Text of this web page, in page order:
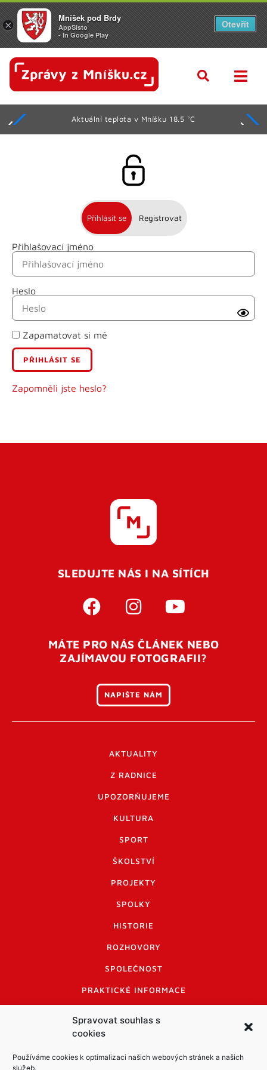
Spravovat souhlas s
cookies
Používáme cookies k optimalizaci našich webových stránek a našich
služeb.
Aktuální teplota v Mníšku 18.5 °C
Přihlásit se Registrovat
Přihlašovací jméno
Heslo
Zapamatovat si mě
Zapomněli jste heslo?
Jméno
Příjmení
E-mail
Uživatelské jméno
Pro úspěšné dokončení registrace je potřeba
vaší e-mailovouadresu. Po úspěšném odeslání
otevření tohoto odkazu se váš účet ověří a můžete se
přihlásit. Nezapomeňte zkontrolovat složku SPAM ve
SLEDUJTE NÁS I NA SÍTÍCH
MÁTE PRO NÁS ČLÁNEK NEBO
ZAJÍMAVOU FOTOGRAFII?
NAPIŠTE NÁM
AKTUALITY
Z RADNICE
UPOZORŇUJEME
KULTURA
SPORT
ŠKOLSTVÍ
PROJEKTY
SPOLKY
HISTORIE
ROZHOVORY
SPOLEČNOST
PRAKTICKÉ INFORMACE
INFORMACE A KODEX DISKUTUJÍCÍCH
LOGO A LOGO MANUÁL
×
Mníšek pod Brdy
AppSisto
- In Google Play
Otevřít